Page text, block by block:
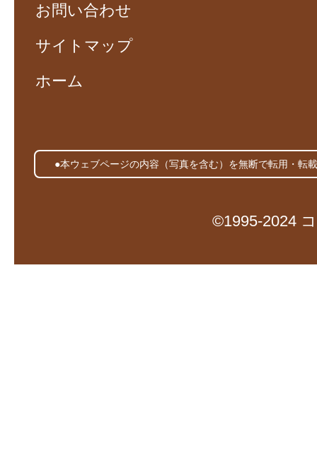
お問い合わせ
サイトマップ
ホーム
●本ウェブページの内容（写真を含む）を無断で転用・転
©1995-2024